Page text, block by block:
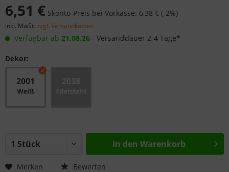
6,51 € Skonto-Preis bei Vorkasse: 6,38 € (-2%)
inkl. MwSt. zzgl. Versandkosten
Verfügbar ab 21.08.26 - Versanddauer 2-4 Tage*
Dekor:
In den Warenkorb
Merken Bewerten